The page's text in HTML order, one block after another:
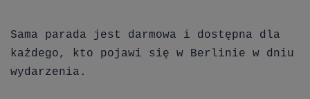
Sama parada jest darmowa i dostępna dla
każdego, kto pojawi się w Berlinie w dniu
wydarzenia.